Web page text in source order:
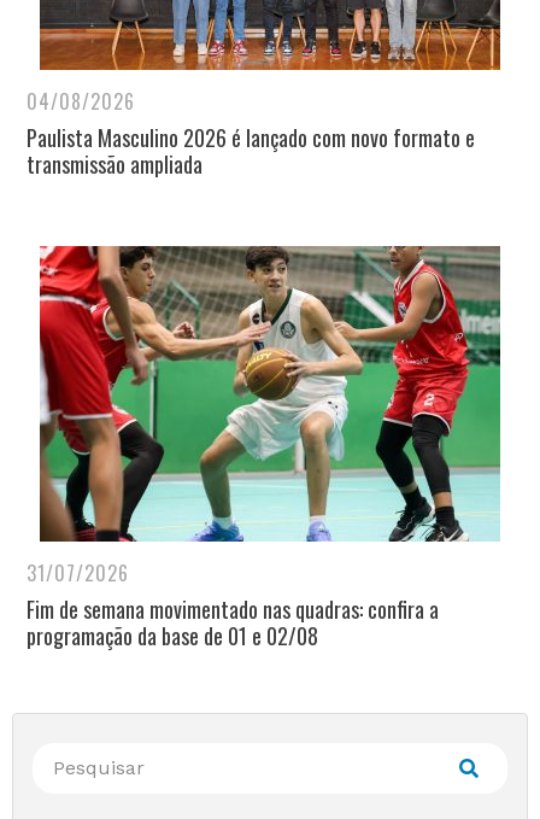
04/08/2026
Paulista Masculino 2026 é lançado com novo formato e
transmissão ampliada
31/07/2026
Fim de semana movimentado nas quadras: confira a
programação da base de 01 e 02/08